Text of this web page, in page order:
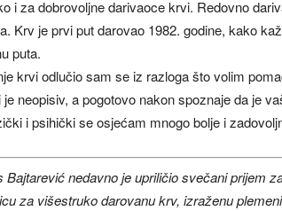
i za dobrovoljne darivaoce krvi. Redovno
Krv je prvi put darovao 1982. godine, kako
puta.
krvi odlučio sam se iz razloga što volim
neopisiv, a pogotovo nakon spoznaje da je
i psihički se osjećam mnogo bolje i
nedavno je upriličio svečani prijem
za višestruko darovanu krv, izraženu